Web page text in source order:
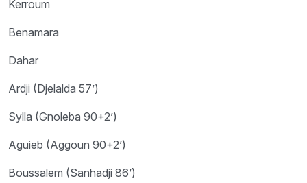
Kerroum
Benamara
Dahar
Ardji (Djelalda 57’)
Sylla (Gnoleba 90+2’)
Aguieb (Aggoun 90+2’)
Boussalem (Sanhadji 86’)